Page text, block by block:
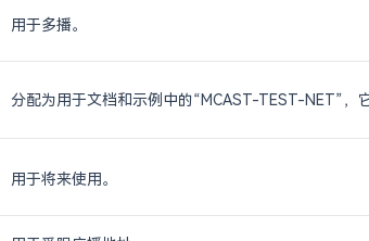
用于多播。
分配为用于文档和示例中的“MCAST-TEST-NET”，
用于将来使用。